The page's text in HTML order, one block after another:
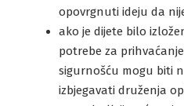
opovrgnuti ideju da
ako je dijete bilo
potrebe za
sigurnošću mogu biti
izbjegavati druženja